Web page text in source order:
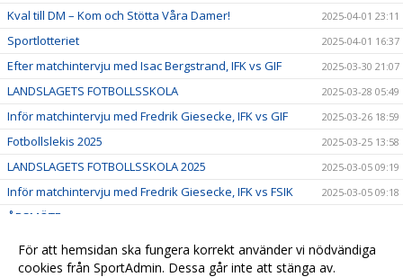
Kval till DM – Kom och Stötta Våra Damer! 2025-04-01 23:11
Sportlotteriet 2025-04-01 16:37
Efter matchintervju med Isac Bergstrand, IFK vs GIF 2025-03-30 21:07
LANDSLAGETS FOTBOLLSSKOLA 2025-03-28 05:49
Inför matchintervju med Fredrik Giesecke, IFK vs GIF 2025-03-26 18:59
Fotbollslekis 2025 2025-03-25 13:58
LANDSLAGETS FOTBOLLSSKOLA 2025 2025-03-05 09:19
Inför matchintervju med Fredrik Giesecke, IFK vs FSIK 2025-03-05 09:18
ÅRSMÖTE
Efter matchintervju med Abdo Taher, VSK vs IFK 2025-03-05 09:11
Stöd oss i föreningen och få 25% på fotbollsskor! 2025-03-05 08:52
För att hemsidan ska fungera korrekt använder vi nödvändiga
cookies från SportAdmin. Dessa går inte att stänga av.